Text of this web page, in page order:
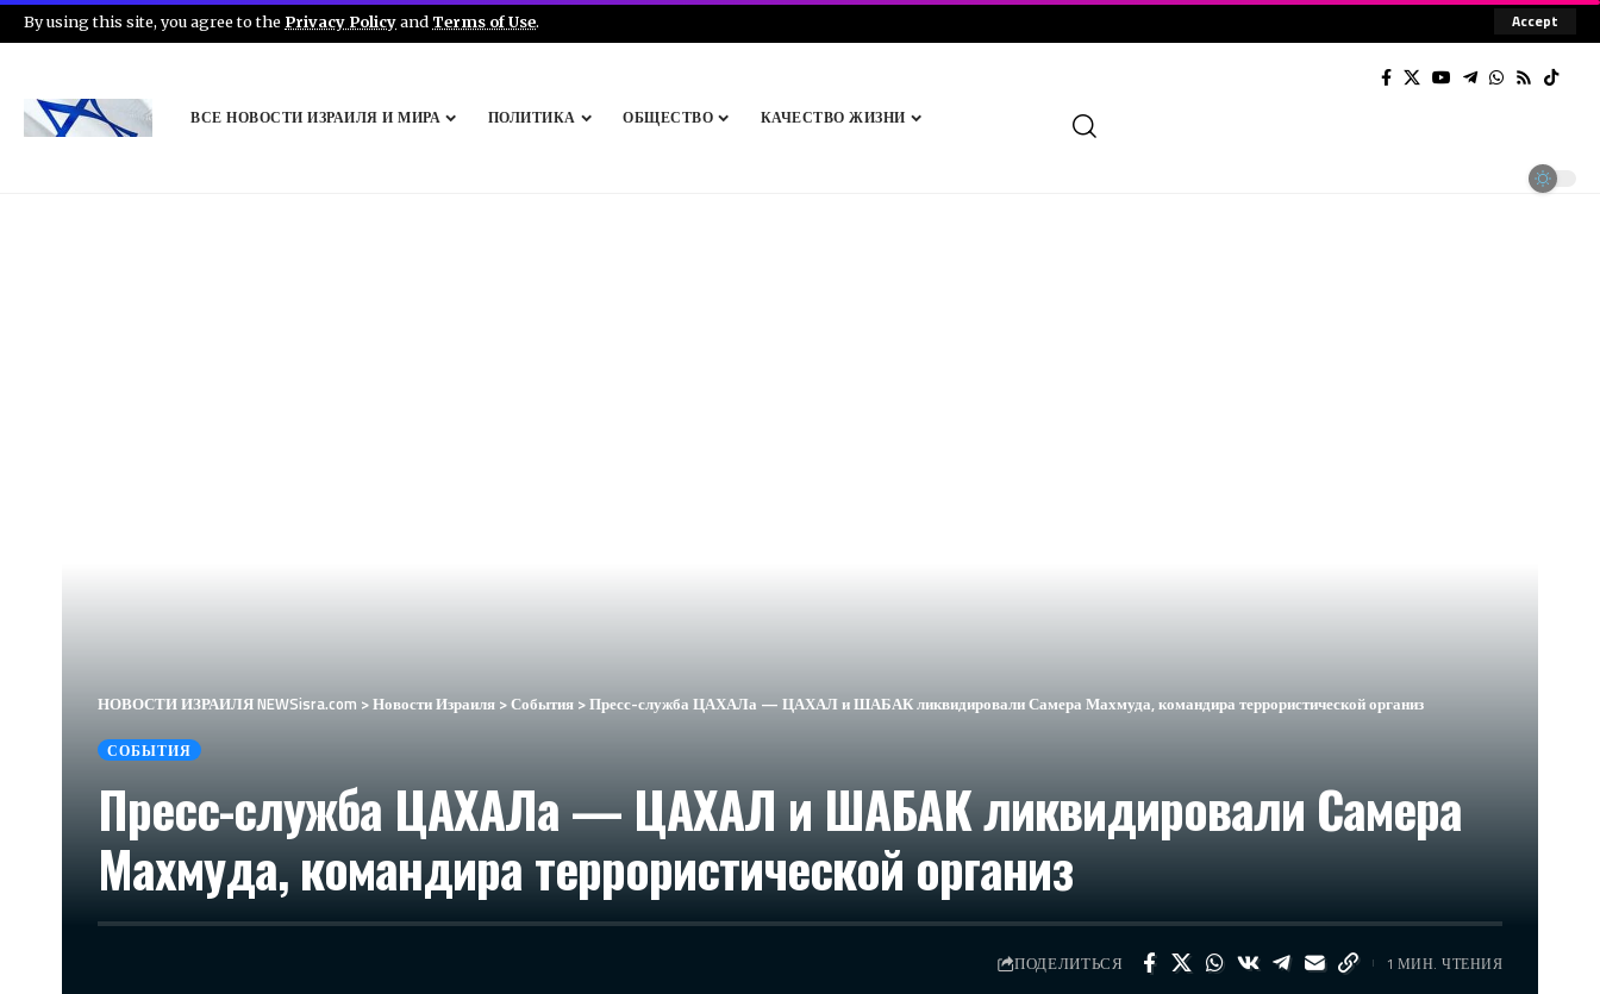
By using this site, you agree to the Privacy Policyand Terms of Use. Accept
ВСЕ НОВОСТИ ИЗРАИЛЯ И МИРА ПОЛИТИКА ОБЩЕСТВО КАЧЕСТВО ЖИЗНИ
НОВОСТИ ИЗРАИЛЯ NEWSisra.com >Новости Израиля >События >Пресс-служба ЦАХАЛа — ЦАХАЛ и ШАБАК ликвидировали Самера Махмуда, командира террористической организ
СОБЫТИЯ
Пресс-служба ЦАХАЛа — ЦАХАЛ и ШАБАК ликвидировали Самера
Махмуда, командира террористической организ
ПОДЕЛИТЬСЯ 1 МИН. ЧТЕНИЯ